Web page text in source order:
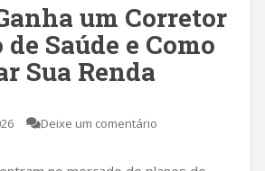
um Corretor
Saúde e Como
Sua Renda
Deixe um comentário